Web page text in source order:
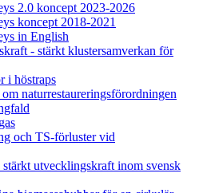
2.0 koncept 2023-2026
koncept 2018-2021
in English
- stärkt klustersamverkan för
i höstraps
naturrestaureringsförordningen
och TS-förluster vid
utvecklingskraft inom svensk